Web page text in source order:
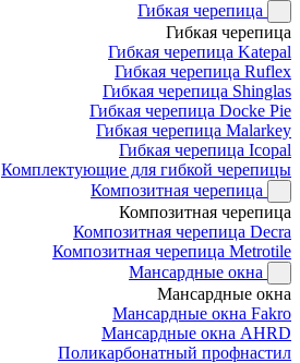
Гибкая черепица
Гибкая черепица
Гибкая черепица Katepal
Гибкая черепица Ruflex
Гибкая черепица Shinglas
Гибкая черепица Docke Pie
Гибкая черепица Malarkey
Гибкая черепица Icopal
Комплектующие для гибкой черепицы
Композитная черепица
Композитная черепица
Композитная черепица Decra
Композитная черепица Metrotile
Мансардные окна
Мансардные окна
Мансардные окна Fakro
Мансардные окна AHRD
Поликарбонатный профнастил